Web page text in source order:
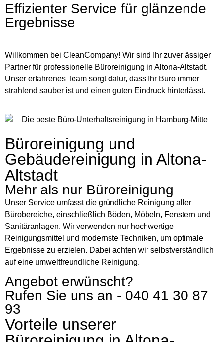
Effizienter Service für glänzende
Ergebnisse
Willkommen bei CleanCompany! Wir sind Ihr zuverlässiger
Partner für professionelle Büroreinigung in Altona-Altstadt.
Unser erfahrenes Team sorgt dafür, dass Ihr Büro immer
strahlend sauber ist und einen guten Eindruck hinterlässt.
Büroreinigung und
Gebäudereinigung in Altona-
Altstadt
Mehr als nur Büroreinigung
Unser Service umfasst die gründliche Reinigung aller
Bürobereiche, einschließlich Böden, Möbeln, Fenstern und
Sanitäranlagen. Wir verwenden nur hochwertige
Reinigungsmittel und modernste Techniken, um optimale
Ergebnisse zu erzielen. Dabei achten wir selbstverständlich
auf eine umweltfreundliche Reinigung.
Angebot erwünscht?
Rufen Sie uns an - 040 41 30 87
93
Vorteile unserer